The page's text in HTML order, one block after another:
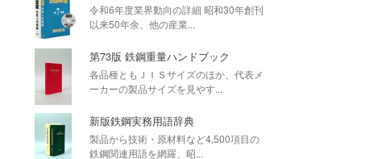
令和6年度業界動向の詳細 昭和30年創刊
以来50年余、他の産業...
第73版 鉄鋼重量ハンドブック
各品種ともＪＩＳサイズのほか、代表メ
ーカーの製品サイズを見やす...
新版鉄鋼実務用語辞典
製品から技術・原材料など4,500項目の
鉄鋼関連用語を網羅、昭...